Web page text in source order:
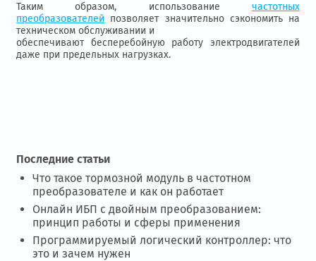
Таким образом, использование частотных
преобразователей позволяет значительно сэкономить на
техническом обслуживании и
обеспечивают бесперебойную работу электродвигателей
даже при предельных нагрузках.
Последние статьи
Что такое тормозной модуль в частотном
преобразователе и как он работает
Онлайн ИБП с двойным преобразованием:
принцип работы и сферы применения
Программируемый логический контроллер: что
это и зачем нужен